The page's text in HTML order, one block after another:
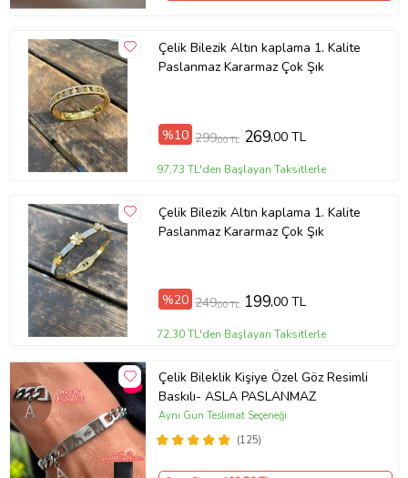
Çelik Bilezik Altın kaplama 1. Kalite
Paslanmaz Kararmaz Çok Şık
%10 299,00 TL 269,00 TL
97,73 TL'den Başlayan Taksitlerle
Çelik Bilezik Altın kaplama 1. Kalite
Paslanmaz Kararmaz Çok Şık
%20 249,00 TL 199,00 TL
72,30 TL'den Başlayan Taksitlerle
Çelik Bileklik Kişiye Özel Göz Resimli
Baskılı- ASLA PASLANMAZ
(125)
Aynı Gün Teslimat Seçeneği